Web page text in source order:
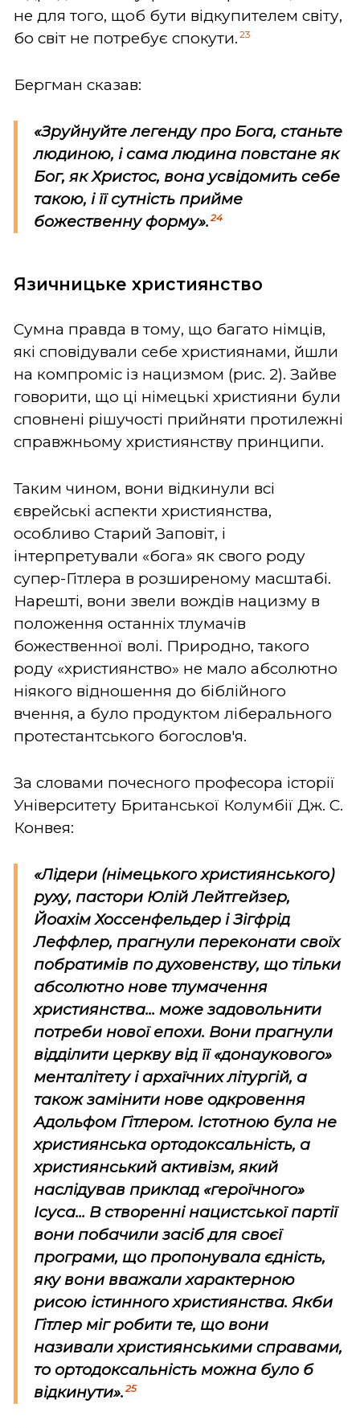
не для того, щоб бути відкупителем світу,
бо світ не потребує спокути. 23
Бергман сказав:
«Зруйнуйте легенду про Бога, станьте
людиною, і сама людина повстане як
Бог, як Христос, вона усвідомить себе
такою, і її сутність прийме
божественну форму». 24
Язичницьке християнство
Сумна правда в тому, що багато німців,
які сповідували себе християнами, йшли
на компроміс із нацизмом (рис. 2). Зайве
говорити, що ці німецькі християни були
сповнені рішучості прийняти протилежні
справжньому християнству принципи.
Таким чином, вони відкинули всі
єврейські аспекти християнства,
особливо Старий Заповіт, і
інтерпретували «бога» як свого роду
супер-Гітлера в розширеному масштабі.
Нарешті, вони звели вождів нацизму в
положення останніх тлумачів
божественної волі. Природно, такого
роду «християнство» не мало абсолютно
ніякого відношення до біблійного
вчення, а було продуктом ліберального
протестантського богослов'я.
За словами почесного професора історії
Університету Британської Колумбії Дж. С.
Конвея:
«Лідери (німецького християнського)
руху, пастори Юлій Лейтгейзер,
Йоахім Хоссенфельдер і Зігфрід
Леффлер, прагнули переконати своїх
побратимів по духовенству, що тільки
абсолютно нове тлумачення
християнства... може задовольнити
потреби нової епохи. Вони прагнули
відділити церкву від її «донаукового»
менталітету і архаїчних літургій, а
також замінити нове одкровення
Адольфом Гітлером. Істотною була не
християнська ортодоксальність, а
християнський активізм, який
наслідував приклад «героїчного»
Ісуса... В створенні нацистської партії
вони побачили засіб для своєї
програми, що пропонувала єдність,
яку вони вважали характерною
рисою істинного християнства. Якби
Гітлер міг робити те, що вони
називали християнськими справами,
то ортодоксальність можна було б
відкинути». 25